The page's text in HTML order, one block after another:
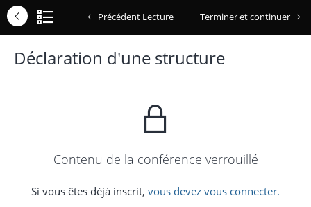
Précédent Lecture Terminer et continuer
Déclaration d'une structure
Contenu de la conférence verrouillé
Si vous êtes déjà inscrit, vous devez vous connecter.